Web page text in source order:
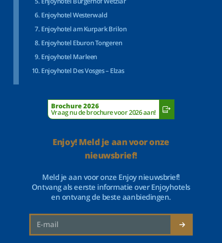
Enjoyhotel Westerwald
Enjoyhotel am Kurpark Brilon
Enjoyhotel Eburon Tongeren
Enjoyhotel Marleen
Enjoyhotel Des Vosges – Elzas
Brochure 2026
Vraag nu de brochure voor 2026 aan!
Enjoy! Meld je aan voor onze
nieuwsbrief!
Meld je aan voor onze Enjoy nieuwsbrief!
Ontvang als eerste informatie over Enjoyhotels
en ontvang de beste aanbiedingen.